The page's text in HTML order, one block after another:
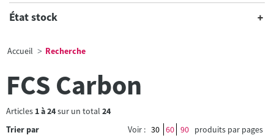
État stock
Accueil Recherche
FCS Carbon
Articles 1à24sur un total 24
Trier par
Voir : 30 60 90 produits par pages